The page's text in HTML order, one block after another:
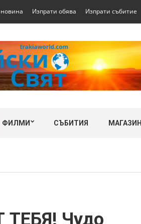
Изпрати обява Изпрати събитие
ФИЛМИ СЪБИТИЯ МАГАЗИН
Чудо